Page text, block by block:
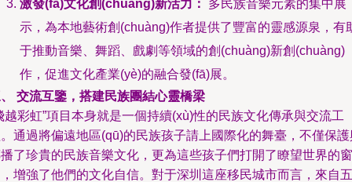
激發(fā)文化創(chuàng)新活力：
多民族音樂元素的集中展
示，為本地藝術創(chuàng)作者提供了豐富的靈感源泉，有
于推動音樂、舞蹈、戲劇等領域的創(chuàng)新創(chuàng)
作，促進文化產業(yè)的融合發(fā)展。
交流互鑒，搭建民族團結心靈橋梁
越彩虹”項目本身就是一個持續(xù)性的民族文化傳承與交流工
通過將偏遠地區(qū)的民族孩子請上國際化的舞臺，不僅保護
了珍貴的民族音樂文化，更為這些孩子們打開了瞭望世界的窗
增強了他們的文化自信。對于深圳這座移民城市而言，來自五